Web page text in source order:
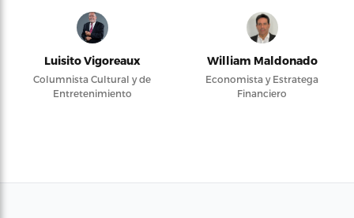
Luisito Vigoreaux
Columnista Cultural y de
Entretenimiento
William Maldonado
Economista y Estratega
Financiero